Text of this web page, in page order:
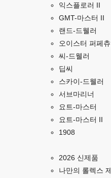
익스플로러 II
GMT-마스터 II
랜드-드웰러
오이스터 퍼페
씨-드웰러
딥씨
스카이-드웰러
서브마리너
요트-마스터
요트-마스터 II
1908
2026 신제품
나만의 롤렉스 제